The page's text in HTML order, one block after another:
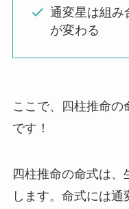
通変星は組み
が変わる
ここで、四柱推命の
です！
四柱推命の命式は、
します。命式には